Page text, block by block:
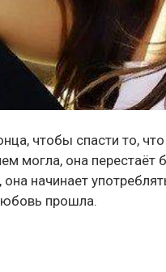
чтобы спасти то,
могла, она перестаёт
начинает
прошла.